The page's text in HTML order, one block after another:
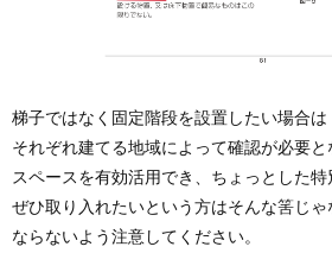
梯子ではなく固定階段を設置したい場合は
それぞれ建てる地域によって確認が必要と
スペースを有効活用でき、ちょっとした特
ぜひ取り入れたいという方はそんな筈じ
ならないよう注意してください。